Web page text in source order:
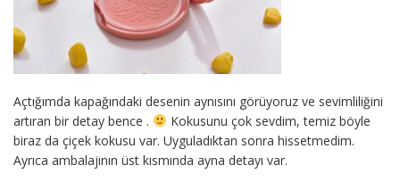
Açtığımda kapağındaki desenin aynısını görüyoruz ve sevimliliğini
artıran bir detay bence .
Kokusunu çok sevdim, temiz böyle
biraz da çiçek kokusu var. Uyguladıktan sonra hissetmedim.
Ayrıca ambalajının üst kısmında ayna detayı var.